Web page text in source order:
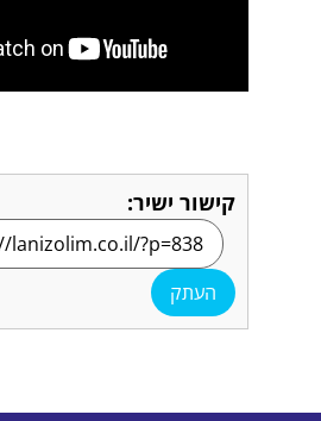
קישור ישיר:
העתק